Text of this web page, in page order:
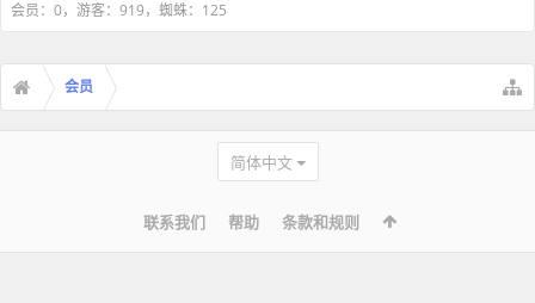
会员：0，游客：919，蜘蛛：125
会员
简体中文
联系我们 帮助 条款和规则